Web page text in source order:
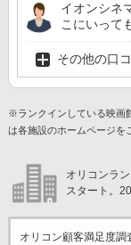
イオンシネ
こにいって
その他の口
※ランクインしている映画
は各施設のホームページを
オリコンラ
スタート。
オリコン顧客満足度